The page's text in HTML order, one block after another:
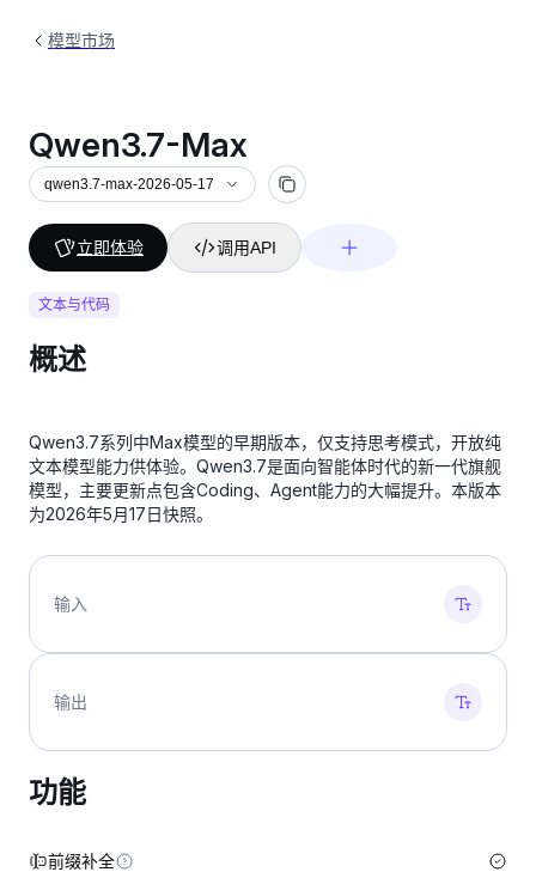
模型市场
Qwen3.7-Max
qwen3.7-max-2026-05-17
立即体验 调用API
文本与代码
概述
Qwen3.7系列中Max模型的早期版本，仅支持思考模式，开放纯
文本模型能力供体验。Qwen3.7是面向智能体时代的新一代旗舰
模型，主要更新点包含Coding、Agent能力的大幅提升。本版本
为2026年5月17日快照。
输入
输出
功能
前缀补全